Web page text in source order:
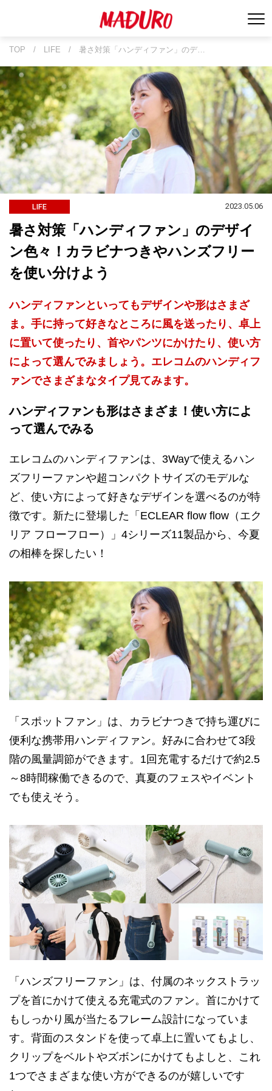
TOP / LIFE / 暑さ対策「ハンディファン」のデ…
LIFE 2023.05.06
暑さ対策「ハンディファン」のデザイ
ン色々！カラビナつきやハンズフリー
を使い分けよう
ハンディファンといってもデザインや形はさまざ
ま。手に持って好きなところに風を送ったり、卓上
に置いて使ったり、首やパンツにかけたり、使い方
によって選んでみましょう。エレコムのハンディフ
ァンでさまざまなタイプ見てみます。
ハンディファンも形はさまざま！使い方によ
って選んでみる
エレコムのハンディファンは、3Wayで使えるハン
ズフリーファンや超コンパクトサイズのモデルな
ど、使い方によって好きなデザインを選べるのが特
徴です。新たに登場した「ECLEAR flow flow（エク
リア フローフロー）」4シリーズ11製品から、今夏
の相棒を探したい！
「スポットファン」は、カラビナつきで持ち運びに
便利な携帯用ハンディファン。好みに合わせて3段
階の風量調節ができます。1回充電するだけで約2.5
～8時間稼働できるので、真夏のフェスやイベント
でも使えそう。
「ハンズフリーファン」は、付属のネックストラッ
プを首にかけて使える充電式のファン。首にかけて
もしっかり風が当たるフレーム設計になっていま
す。背面のスタンドを使って卓上に置いてもよし、
クリップをベルトやズボンにかけてもよしと、これ
1つでさまざまな使い方ができるのが嬉しいです